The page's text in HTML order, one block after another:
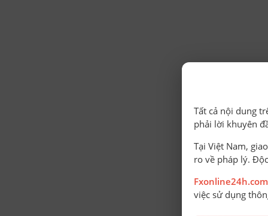
Tất cả nội dung
phải lời khuyên
Tại Việt Nam,
ro về pháp lý.
Fxonline24h.com
việc sử dụng